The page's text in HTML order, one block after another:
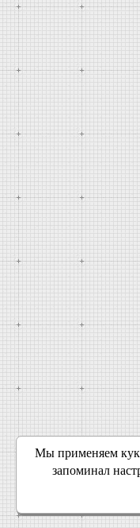
Мы применяем
запоминал